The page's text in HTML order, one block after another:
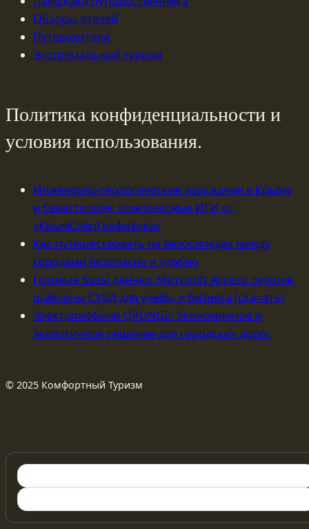
Обзоры отелей
Путеводители
Экстремальный туризм
Политика конфиденциальности и
условия использования.
Инженерно-геологические изыскания в Крыму
и Севастополе: комплексные ИГИ от
«КрымСпецГеофизика»
Как путешествовать на велосипедах между
городами безопасно и удобно
Готовые базы данных Microsoft Access: лучшие
шаблоны СУБД для учебы и бизнеса (скачать)
Электромобили QRONGE: Экономичное и
экологичное решение для городских дорог
© 2025 Комфортный Туризм